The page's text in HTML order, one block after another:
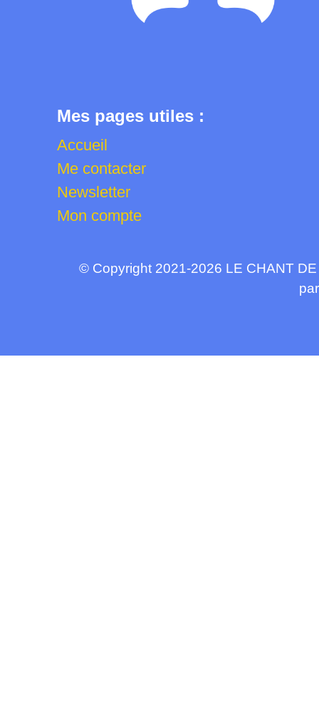
Mes pages utiles :
Accueil
Me contacter
Newsletter
Mon compte
© Copyright 2021-2026 LE CHANT